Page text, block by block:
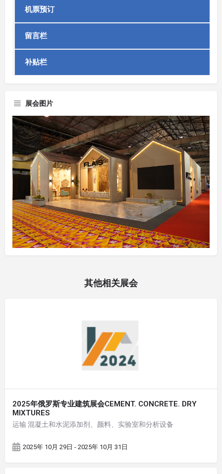
机票预订
留言栏
补贴栏
展会图片
其他相关展会
2025年俄罗斯专业建筑展会CEMENT. CONCRETE. DRY
MIXTURES
运输 混凝土和水泥添加剂、颜料、实验室和分析设备
2025年 10月 29日 - 2025年 10月 31日